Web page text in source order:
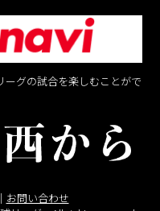
グの試合を楽しむことがで
｜ お問い合わせ